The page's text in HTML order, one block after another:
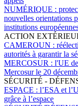
NUMÉRIQUE :
nouvelles orientations
institutions
ACTION
CAMEROUN :
autorités à garantir la
MERCOSUR : l'UE
Mercosur le 20
SÉCURITÉ -
ESPACE : l’ESA et
grâce à l’espace